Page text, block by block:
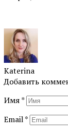
Katerina
Добавить
Имя*
Email*